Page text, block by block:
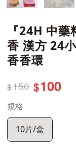
『24H 中
香 漢方 24
香香環
$150 $100
規格
10片/盒